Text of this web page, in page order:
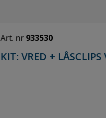
Art. nr 933530
KIT: VRED +